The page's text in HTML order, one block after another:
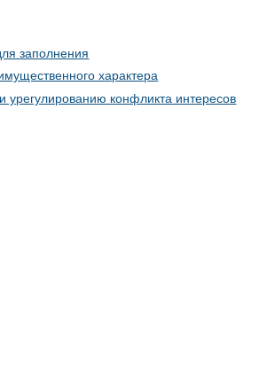
заполнения
характера
конфликта интересов